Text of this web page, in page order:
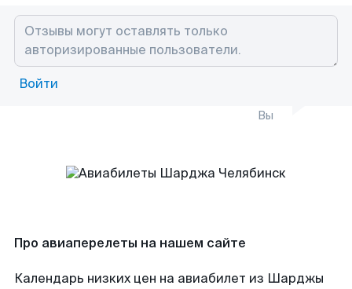
Войти
Вы
Про авиаперелеты на нашем сайте
Календарь низких цен на авиабилет из Шарджы